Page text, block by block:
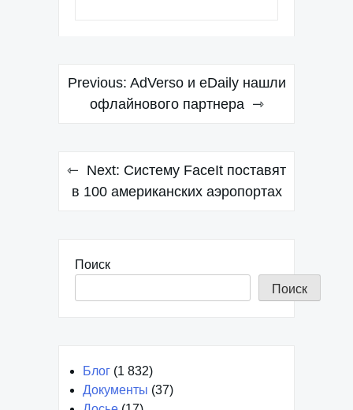
Навигация
Previous: AdVerso и eDaily нашли
офлайнового партнера
Next: Систему FaceIt поставят
в 100 американских аэропортах
Поиск
Поиск
Блог (1 832)
Документы (37)